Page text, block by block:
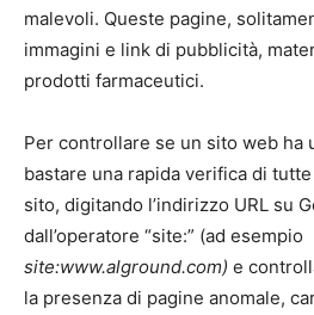
malevoli. Queste pagine,
immagini e link di pubblicità,
prodotti farmaceutici.
Per controllare se un sito web ha
bastare una rapida verifica di
sito, digitando l’indirizzo URL su
dall’operatore “site:” (ad esempio
site:www.alground.com) e
la presenza di pagine anomale,